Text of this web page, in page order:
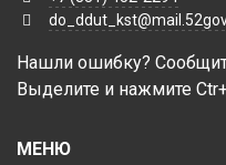
Нашли ошибку?
Выделите и нажмите
МЕНЮ